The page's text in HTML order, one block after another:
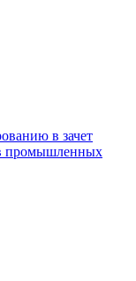
в зачет
промышленных